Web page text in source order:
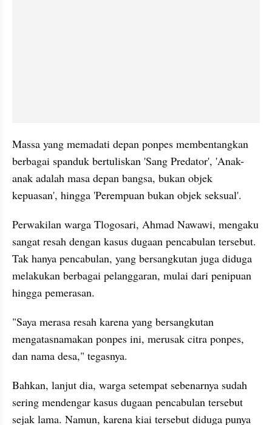
Massa yang memadati depan ponpes membentangkan
berbagai spanduk bertuliskan 'Sang Predator', 'Anak-
anak adalah masa depan bangsa, bukan objek
kepuasan', hingga 'Perempuan bukan objek seksual'.
Perwakilan warga Tlogosari, Ahmad Nawawi, mengaku
sangat resah dengan kasus dugaan pencabulan tersebut.
Tak hanya pencabulan, yang bersangkutan juga diduga
melakukan berbagai pelanggaran, mulai dari penipuan
hingga pemerasan.
"Saya merasa resah karena yang bersangkutan
mengatasnamakan ponpes ini, merusak citra ponpes,
dan nama desa," tegasnya.
Bahkan, lanjut dia, warga setempat sebenarnya sudah
sering mendengar kasus dugaan pencabulan tersebut
sejak lama. Namun, karena kiai tersebut diduga punya